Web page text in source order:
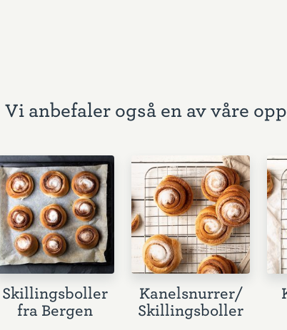
Vi anbefaler også en av våre
Skillingsboller
fra Bergen
Kanelsnurrer/
Skillingsboller